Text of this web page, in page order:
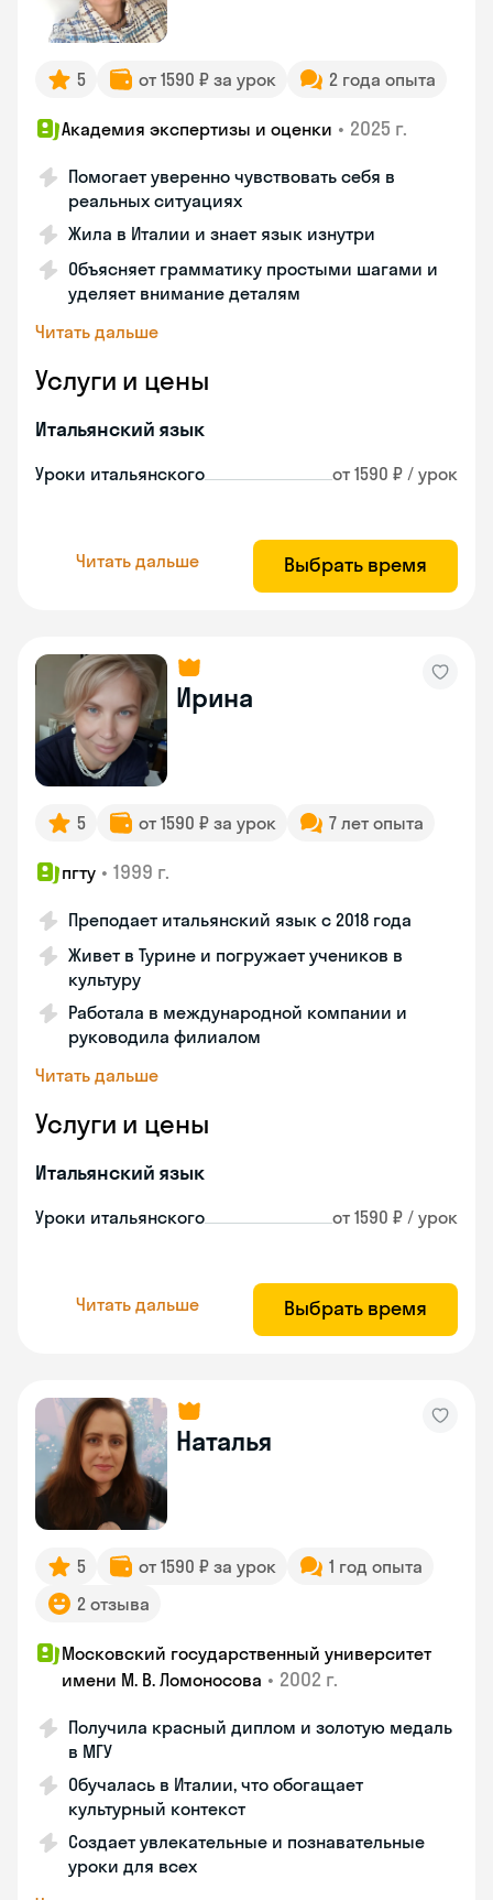
5 от 1590 ₽ за урок 2 года опыта
Академия экспертизы и оценки • 2025 г.
Помогает уверенно чувствовать себя в
реальных ситуациях
Жила в Италии и знает язык изнутри
Объясняет грамматику простыми шагами и
уделяет внимание деталям
Читать дальше
Услуги и цены
Итальянский язык
Уроки итальянского от 1590 ₽ / урок
Читать дальше Выбрать время
Ирина
5 от 1590 ₽ за урок 7 лет опыта
пгту • 1999 г.
Преподает итальянский язык с 2018 года
Живет в Турине и погружает учеников в
культуру
Работала в международной компании и
руководила филиалом
Читать дальше
Услуги и цены
Итальянский язык
Уроки итальянского от 1590 ₽ / урок
Читать дальше Выбрать время
Наталья
5 от 1590 ₽ за урок
1 год опыта
2 отзыва
Московский государственный университет
имени М. В. Ломоносова • 2002 г.
Получила красный диплом и золотую медаль
в МГУ
Обучалась в Италии, что обогащает
культурный контекст
Создает увлекательные и познавательные
уроки для всех